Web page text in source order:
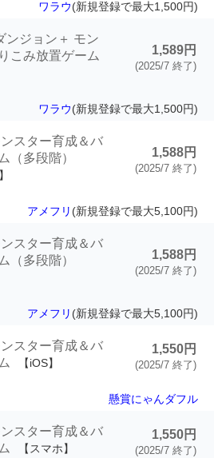
ワラウ(新規登録で最大1,500円)
ンジョン＋ モン
こみ放置ゲーム
1,589円
(2025/7 終了)
ワラウ(新規登録で最大1,500円)
スター育成＆バ
（多段階）
1,588円
(2025/7 終了)
アメフリ (新規登録で最大5,100円)
スター育成＆バ
（多段階）
1,588円
(2025/7 終了)
アメフリ (新規登録で最大5,100円)
スター育成＆バ
【iOS】
1,550円
(2025/7 終了)
懸賞にゃんダフル
スター育成＆バ
【スマホ】
1,550円
(2025/7 終了)